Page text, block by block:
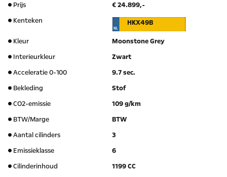
Prijs
€ 24.899,-
Kenteken
HKX49B
Kleur
Moonstone Grey
Interieurkleur
Zwart
Acceleratie 0-100
9.7 sec.
Bekleding
Stof
CO2-emissie
109 g/km
BTW/Marge
BTW
Aantal cilinders
3
Emissieklasse
6
Cilinderinhoud
1199 CC